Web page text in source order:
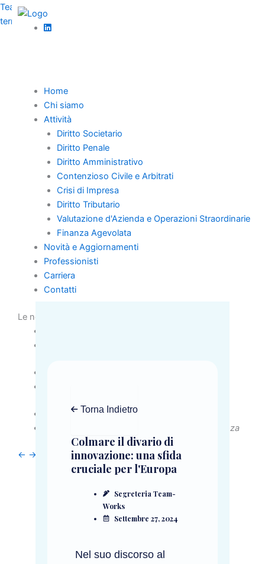
Vai
al
TeamWorks | Un team di professionisti presente su tutto il
territorio
Home
Chi siamo
Attività
Diritto Societario
Diritto Penale
Diritto Amministrativo
Contenzioso Civile e Arbitrati
Crisi di Impresa
Diritto Tributario
Valutazione d'Azienda e Operazioni Straordinarie
Finanza Agevolata
Novità e Aggiornamenti
Professionisti
Carriera
Contatti
Le nostre Sedi
Cosenza
87100 – Cosenza
← →
Colmare il divario
di innovazione:
una sfida cruciale
per l’Europa
Torna Indietro
Colmare il divario di
innovazione: una sfida
cruciale per l'Europa
Segreteria Team-
Works
Settembre 27, 2024
Nel suo discorso al